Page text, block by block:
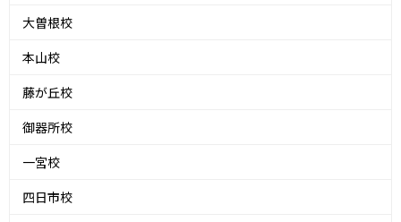
大曽根校
本山校
藤が丘校
御器所校
一宮校
四日市校